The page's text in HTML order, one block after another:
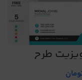
طرح